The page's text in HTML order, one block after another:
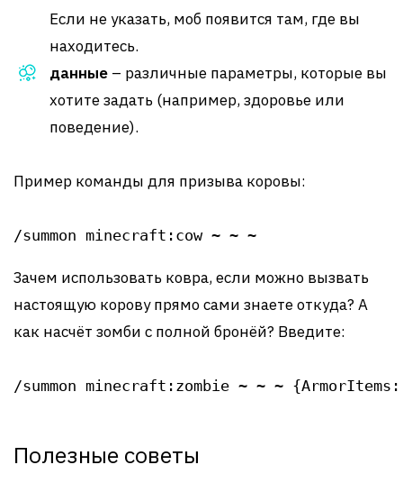
Если не указать, моб появится там, где вы
находитесь.
данные – различные параметры, которые вы
хотите задать (например, здоровье или
поведение).
Пример команды для призыва коровы:
/summon minecraft:cow ~ ~ ~
Зачем использовать ковра, если можно вызвать
настоящую корову прямо сами знаете откуда? А
как насчёт зомби с полной бронёй? Введите:
/summon minecraft:zombie ~ ~ ~
Полезные советы